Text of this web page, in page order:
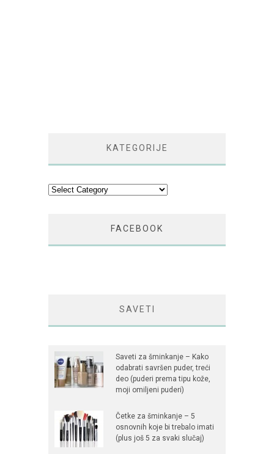
KATEGORIJE
Kategorije
FACEBOOK
SAVETI
Saveti za šminkanje – Kako
odabrati savršen puder, treći
deo (puderi prema tipu kože,
moji omiljeni puderi)
Četke za šminkanje – 5
osnovnih koje bi trebalo imati
(plus još 5 za svaki slučaj)